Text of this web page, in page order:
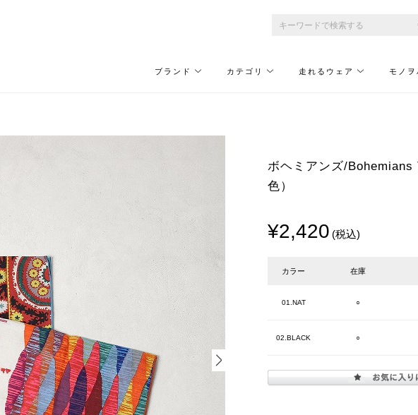
ブランド カテゴリ 走れるウェア モノヲ
ボヘミアンズ/Bohemians
色）
¥2,420 (税込)
カラー 在庫
01.NAT ○
02.BLACK ○